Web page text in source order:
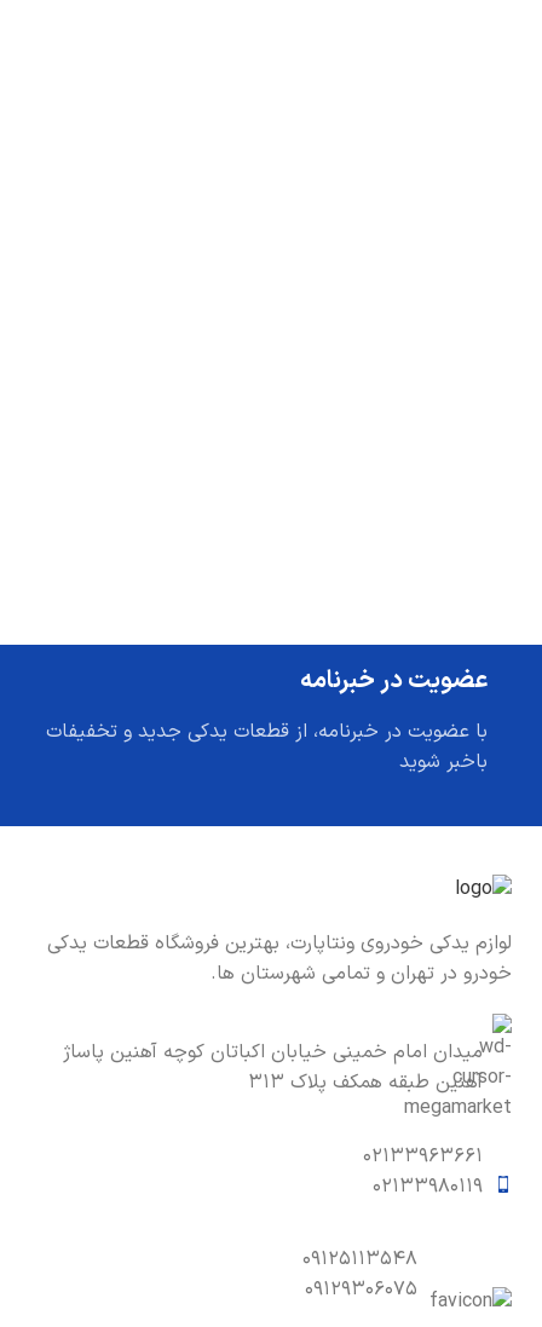
عضویت در خبرنامه
با عضویت در خبرنامه، از قطعات یدکی جدید و تخفیفات
باخبر شوید
لوازم یدکی خودروی ونتاپارت، بهترین فروشگاه قطعات یدکی
خودرو در تهران و تمامی شهرستان ها.
میدان امام خمینی خیابان اکباتان کوچه آهنین پاساژ
آهنین طبقه همکف پلاک ۳۱۳
۰۲۱۳۳۹۶۳۶۶۱
۰۲۱۳۳۹۸۰۱۱۹
۰۹۱۲۵۱۱۳۵۴۸
۰۹۱۲۹۳۰۶۰۷۵